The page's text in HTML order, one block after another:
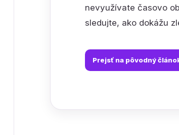
nevyužívate časovo
sledujte, ako dokážu
Prejsť na pôvodný